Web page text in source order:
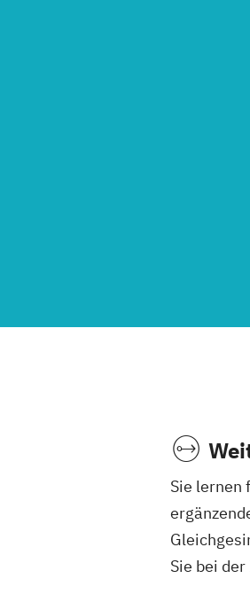
Sie lernen
Sie bei